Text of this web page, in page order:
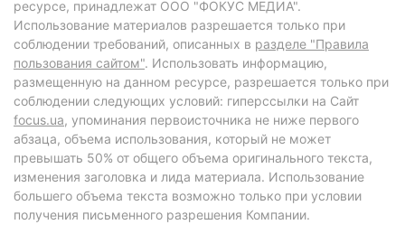
ресурсе, принадлежат ООО "ФОКУС МЕДИА".
Использование материалов разрешается только при
соблюдении требований, описанных в разделе "Правила
пользования сайтом". Использовать информацию,
размещенную на данном ресурсе, разрешается только при
соблюдении следующих условий: гиперссылки на Сайт
focus.ua, упоминания первоисточника не ниже первого
абзаца, объема использования, который не может
превышать 50% от общего объема оригинального текста,
изменения заголовка и лида материала. Использование
большего объема текста возможно только при условии
получения письменного разрешения Компании.